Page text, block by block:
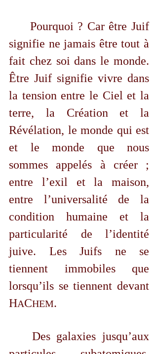
signifie ne jamais être tout à
fait chez soi dans le monde.
Être Juif signifie vivre dans
la tension entre le Ciel et la
terre, la Création et la
Révélation, le monde qui est
et le monde que nous
sommes appelés à créer ;
entre l’exil et la maison,
entre l’universalité de la
condition humaine et la
particularité de l’identité
juive. Les Juifs ne se
tiennent immobiles que
HACHEM.